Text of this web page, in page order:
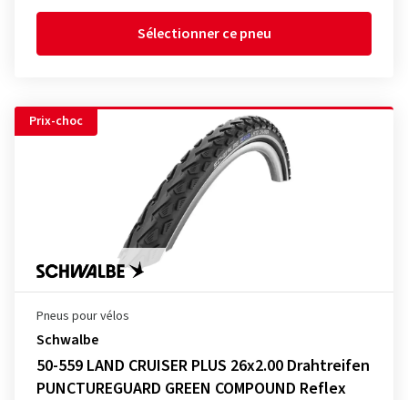
Sélectionner ce pneu
Prix-choc
Pneus pour vélos
Schwalbe
50-559 LAND CRUISER PLUS 26x2.00 Drahtreifen
PUNCTUREGUARD GREEN COMPOUND Reflex